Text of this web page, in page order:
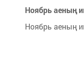
Ноябрь аеның
Ноябрь аеның